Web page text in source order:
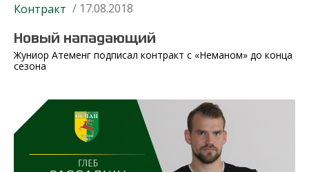
Контракт / 17.08.2018
Новый нападающий
Жуниор Атеменг подписал контракт с «Неманом» до конца
сезона